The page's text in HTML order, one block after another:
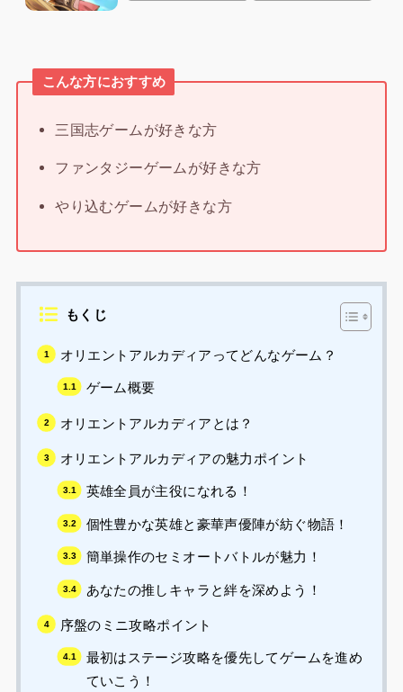
こんな方におすすめ
三国志ゲームが好きな方
ファンタジーゲームが好きな方
やり込むゲームが好きな方
もくじ
オリエントアルカディアってどんなゲーム？
ゲーム概要
オリエントアルカディアとは？
オリエントアルカディアの魅力ポイント
英雄全員が主役になれる！
個性豊かな英雄と豪華声優陣が紡ぐ物語！
簡単操作のセミオートバトルが魅力！
あなたの推しキャラと絆を深めよう！
序盤のミニ攻略ポイント
最初はステージ攻略を優先してゲームを進め
ていこう！